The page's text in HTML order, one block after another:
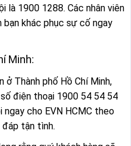
là 1900 1288. Các nhân viên
khác phục sự cố ngay
Minh:
ở Thành phố Hồ Chí Minh,
điện thoại 1900 54 54 54
ngay cho EVN HCMC theo
tận tình.